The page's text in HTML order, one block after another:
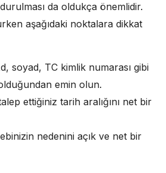
da oldukça önemlidir.
aşağıdaki noktalara dikkat
soyad, TC kimlik numarası gibi
emin olun.
ettiğiniz tarih aralığını net bir
nedenini açık ve net bir